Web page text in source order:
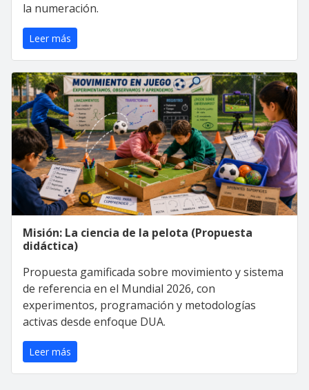
la numeración.
Leer más
Misión: La ciencia de la pelota (Propuesta
didáctica)
Propuesta gamificada sobre movimiento y sistema
de referencia en el Mundial 2026, con
experimentos, programación y metodologías
activas desde enfoque DUA.
Leer más